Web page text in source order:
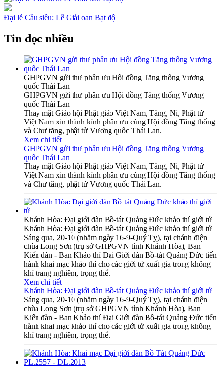
Đại lễ Cầu siêu: Lễ Giải oan Bạt độ
Tin đọc nhiều
GHPGVN gửi thư phân ưu Hội đồng Tăng thống Vương
quốc Thái Lan
GHPGVN gửi thư phân ưu Hội đồng Tăng thống Vương
quốc Thái Lan
Thay mặt Giáo hội Phật giáo Việt Nam, Tăng, Ni, Phật tử
Việt Nam xin thành kính phân ưu cùng Hội đồng Tăng thống
và Chư tăng, phật tử Vương quốc Thái Lan.
Xem chi tiết
GHPGVN gửi thư phân ưu Hội đồng Tăng thống Vương
quốc Thái Lan
Thay mặt Giáo hội Phật giáo Việt Nam, Tăng, Ni, Phật tử
Việt Nam xin thành kính phân ưu cùng Hội đồng Tăng thống
và Chư tăng, phật tử Vương quốc Thái Lan.
Khánh Hòa: Đại giới đàn Bồ-tát Quảng Đức khảo thí giới tử
Khánh Hòa: Đại giới đàn Bồ-tát Quảng Đức khảo thí giới tử
Sáng qua, 20-10 (nhằm ngày 16-9-Quý Tỵ), tại chánh điện
chùa Long Sơn (trụ sở GHPGVN tỉnh Khánh Hòa), Ban
Kiến đàn - Ban Khảo thí Đại Giới đàn Bồ-tát Quảng Đức tiến
hành khai mạc khảo thí cho các giới tử xuất gia trong không
khí trang nghiêm, trọng thể.
Xem chi tiết
Khánh Hòa: Đại giới đàn Bồ-tát Quảng Đức khảo thí giới tử
Sáng qua, 20-10 (nhằm ngày 16-9-Quý Tỵ), tại chánh điện
chùa Long Sơn (trụ sở GHPGVN tỉnh Khánh Hòa), Ban
Kiến đàn - Ban Khảo thí Đại Giới đàn Bồ-tát Quảng Đức tiến
hành khai mạc khảo thí cho các giới tử xuất gia trong không
khí trang nghiêm, trọng thể.